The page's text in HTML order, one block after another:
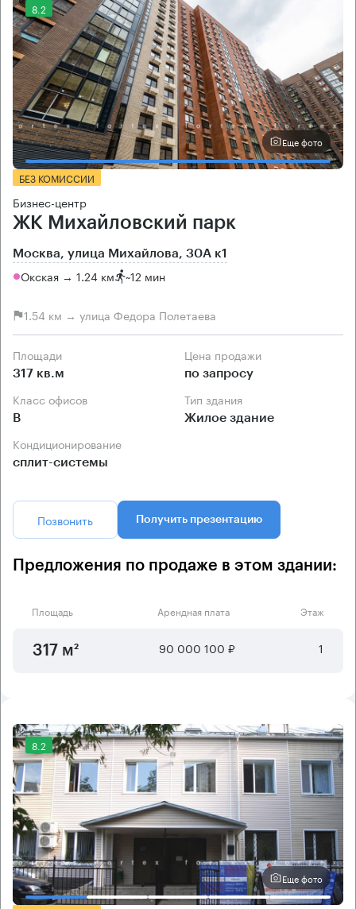
8.2
Еще фото
БЕЗ КОМИССИИ
Бизнес-центр
ЖК Михайловский парк
Москва, улица Михайлова, 30А к1
Окская → 1.24 км ~12 мин
1.54 км → улица Федора Полетаева
Площади
317 кв.м
Цена продажи
по запросу
Класс офисов
B
Тип здания
Жилое здание
Кондиционирование
сплит-системы
Позвонить Получить презентацию
Предложения по продаже в этом здании:
Площадь Арендная плата Этаж
317 м² 90 000 100 ₽ 1
8.2
Еще фото